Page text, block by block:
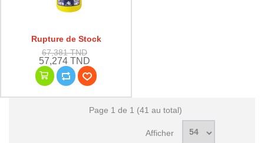
Rupture de Stock
67,381 TND
57,274 TND
Page 1 de 1 (41 au total)
Afficher